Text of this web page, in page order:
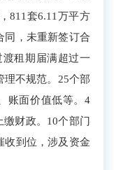
811套6.11万平方
， 未重新签订合
渡租期届满超过一
理不规范。25个部
账面价值低等。 4
财政。 10个部门
收到位，涉及资金